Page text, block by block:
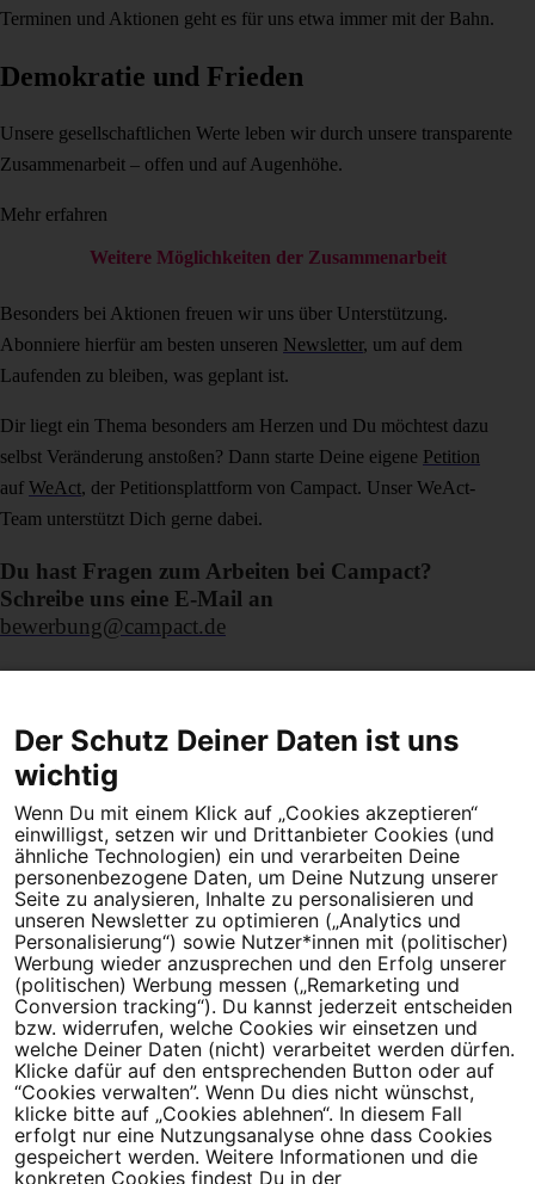
Terminen und Aktionen geht es für uns etwa immer mit der Bahn.
Demokratie und Frieden
Unsere gesellschaftlichen Werte leben wir durch unsere transparente
Zusammenarbeit – offen und auf Augenhöhe.
Mehr erfahren
Weitere Möglichkeiten der Zusammenarbeit
Besonders bei Aktionen freuen wir uns über Unterstützung.
Abonniere hierfür am besten unseren Newsletter, um auf dem
Laufenden zu bleiben, was geplant ist.
Dir liegt ein Thema besonders am Herzen und Du möchtest dazu
selbst Veränderung anstoßen? Dann starte Deine eigene Petition
auf WeAct, der Petitionsplattform von Campact. Unser WeAct-
Team unterstützt Dich gerne dabei.
Du hast Fragen zum Arbeiten bei Campact?
Schreibe uns eine E-Mail an
bewerbung@campact.de
Dein Engagement macht den Unterschied. Schließe Dich 4,5
Millionen Menschen an.
Newsletter bestellen
Campact e.V.
IBAN DE95 2‍5‍1‍2 0‍5‍1‍0 6‍9‍8‍0 0‍0‍0‍0 0‍0
SozialBank
Direkt online spenden
NewsletterHilfe und
Der Schutz Deiner Daten ist uns
wichtig
Wenn Du mit einem Klick auf „Cookies akzeptieren“
einwilligst, setzen wir und Drittanbieter Cookies (und
ähnliche Technologien) ein und verarbeiten Deine
personenbezogene Daten, um Deine Nutzung unserer
Seite zu analysieren, Inhalte zu personalisieren und
unseren Newsletter zu optimieren („Analytics und
Personalisierung“) sowie Nutzer*innen mit (politischer)
Werbung wieder anzusprechen und den Erfolg unserer
(politischen) Werbung messen („Remarketing und
Conversion tracking“). Du kannst jederzeit entscheiden
bzw. widerrufen, welche Cookies wir einsetzen und
welche Deiner Daten (nicht) verarbeitet werden dürfen.
Klicke dafür auf den entsprechenden Button oder auf
“Cookies verwalten”. Wenn Du dies nicht wünschst,
klicke bitte auf „Cookies ablehnen“. In diesem Fall
erfolgt nur eine Nutzungsanalyse ohne dass Cookies
gespeichert werden. Weitere Informationen und die
konkreten Cookies findest Du in der